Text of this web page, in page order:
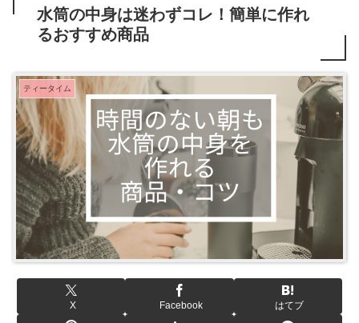
水筒の中身は迷わずコレ！簡単に作れ
るおすすめ商品
ティータイム
X Facebook はてブ